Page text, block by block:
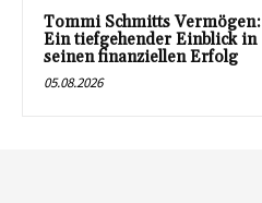
Tommi Schmitts Vermögen:
Ein tiefgehender Einblick in
seinen finanziellen Erfolg
05.08.2026